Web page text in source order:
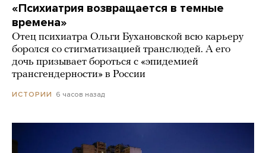
«Психиатрия возвращается в темные
времена»
Отец психиатра Ольги Бухановской всю карьеру
боролся со стигматизацией транслюдей. А его
дочь призывает бороться с «эпидемией
трансгендерности» в России
ИСТОРИИ 6 часов назад